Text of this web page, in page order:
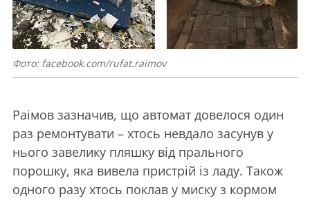
Фото: facebook.com/rufat.raimov
Раімов зазначив, що автомат довелося один
раз ремонтувати – хтось невдало засунув у
нього завелику пляшку від прального
порошку, яка вивела пристрій із ладу. Також
одного разу хтось поклав у миску з кормом